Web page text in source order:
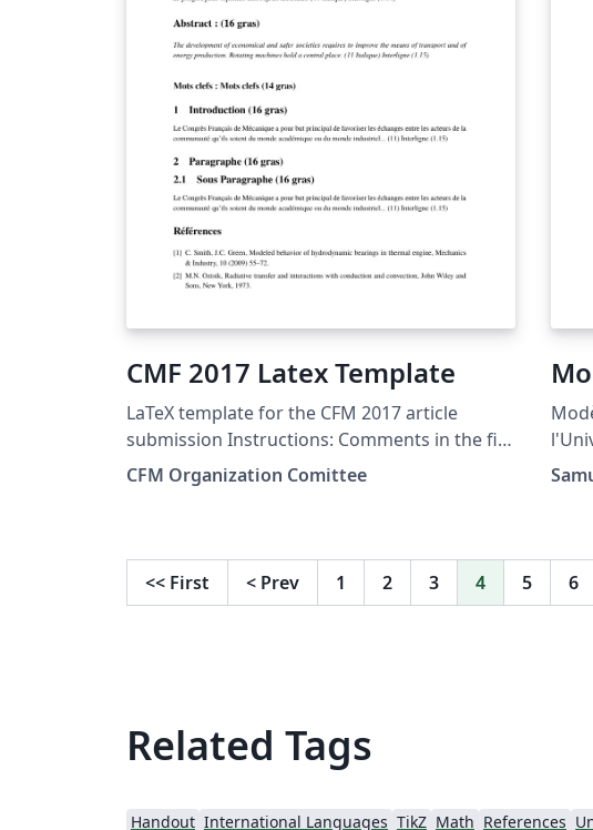
CMF 2017 Latex Template
LaTeX template for the CFM 2017 article
submission Instructions: Comments in the file
below indicate where the following steps
have to be performed. Step 1: Enter abstract
abstract. Step 5: Enter references, e.g. using a
simple list.
CFM Organization Comittee
<< First < Prev 1 2 3 4 5 6
Related Tags
Handout International Languages TikZ Math References